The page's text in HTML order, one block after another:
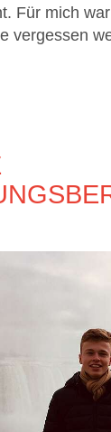
Für mich
vergessen